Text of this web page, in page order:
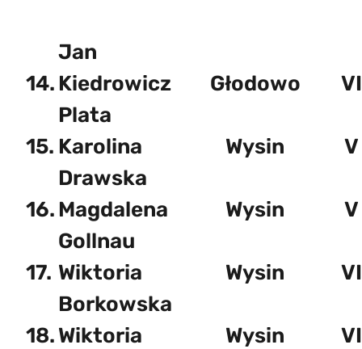
14.
Jan
Kiedrowicz
Głodowo VI
15.
Plata
Karolina
Wysin V
16.
Drawska
Magdalena
Wysin V
17.
Gollnau
Wiktoria
Wysin VI
18.
Borkowska
Wiktoria
Wysin VI